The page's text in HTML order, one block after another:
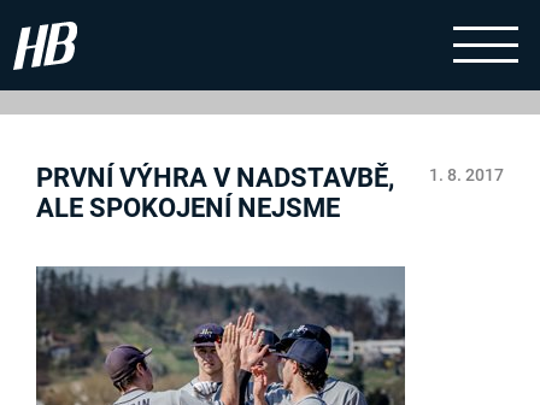
1. 8. 2017
PRVNÍ VÝHRA V NADSTAVBĚ,
ALE SPOKOJENÍ NEJSME